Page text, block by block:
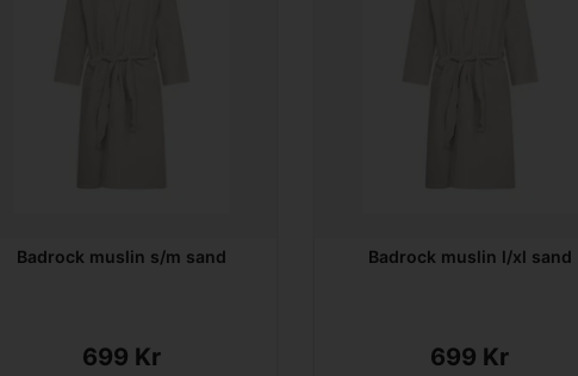
Badrock muslin s/m sand
699 Kr
Badrock muslin l/xl sand
699 Kr